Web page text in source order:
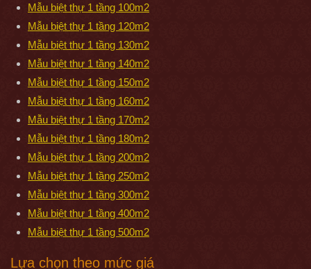
Mẫu biệt thự 1 tầng 100m2
Mẫu biệt thự 1 tầng 120m2
Mẫu biệt thự 1 tầng 130m2
Mẫu biệt thự 1 tầng 140m2
Mẫu biệt thự 1 tầng 150m2
Mẫu biệt thự 1 tầng 160m2
Mẫu biệt thự 1 tầng 170m2
Mẫu biệt thự 1 tầng 180m2
Mẫu biệt thự 1 tầng 200m2
Mẫu biệt thự 1 tầng 250m2
Mẫu biệt thự 1 tầng 300m2
Mẫu biệt thự 1 tầng 400m2
Mẫu biệt thự 1 tầng 500m2
Lựa chọn theo mức giá